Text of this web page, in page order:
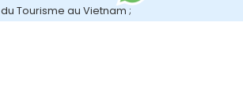
du Tourisme au Vietnam ;